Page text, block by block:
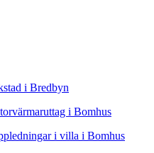
i Bredbyn
i Bomhus
i villa i Bomhus